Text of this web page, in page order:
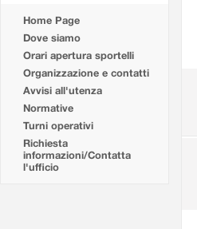
Home Page
Dove siamo
Orari apertura sportelli
Organizzazione e contatti
Avvisi all'utenza
Normative
Turni operativi
Richiesta
informazioni/Contatta
l'ufficio